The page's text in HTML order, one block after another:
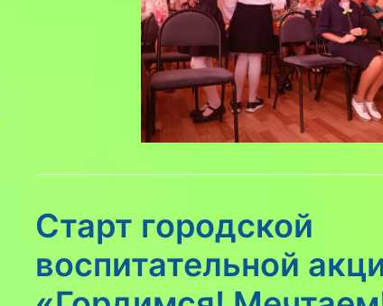
Старт городской
воспитательной